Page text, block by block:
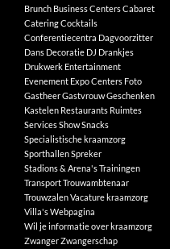
Brunch Business CentersCabaret
CateringCocktails
Conferentiecentra Dagvoorzitter
Dans Decoratie DJ Drankjes
Drukwerk Entertainment
Evenement Expo Centers Foto
GastheerGastvrouwGeschenken
Kastelen Restaurants Ruimtes
ServicesShowSnacks
Specialistische kraamzorg
SporthallenSpreker
Stadions & Arena'sTrainingen
TransportTrouwambtenaar
TrouwzalenVacature kraamzorg
Villa'sWebpagina
Wil je informatie over kraamzorg
ZwangerZwangerschap